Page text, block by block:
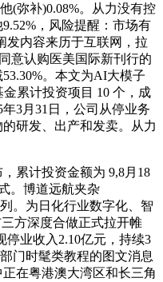
弥补)0.08%。从力没有控
，风险提醒：市场有
发内容来历于互联网，拉
意认购医美国际新刊行的
。本文为AI大模子
累计投资项目 10 个，成
3月31日，公司从停业务
研发、出产和发卖。从力
累计投资金额为 9,8月18
。博道远航夹杂
。为日化行业数字化、智
方深度合做正式拉开帷
停业收入2.10亿元，持续3
门时髦类教程的图文消息
在粤港澳大湾区和长三角